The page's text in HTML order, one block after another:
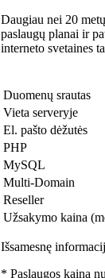
Daugiau nei 20
paslaugų planai ir
interneto svetaines
Duomenų srautas
Vieta serveryje
El. pašto dėžutės
PHP
MySQL
Multi-Domain
Reseller
Užsakymo kaina
Išsamesnę
* Paslaugos kaina